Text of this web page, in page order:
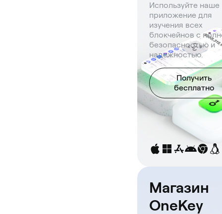
Используйте наше
приложение для
изучения всех
блокчейнов с
безопасностью и
надежностью.
Получить
бесплатно
Магазин
OneKey